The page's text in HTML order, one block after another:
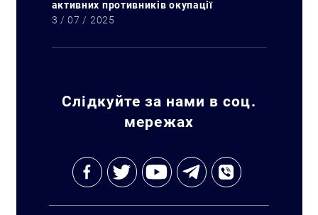
активних противників окупації
3 / 07 / 2025
Слідкуйте за нами в соц.
мережах